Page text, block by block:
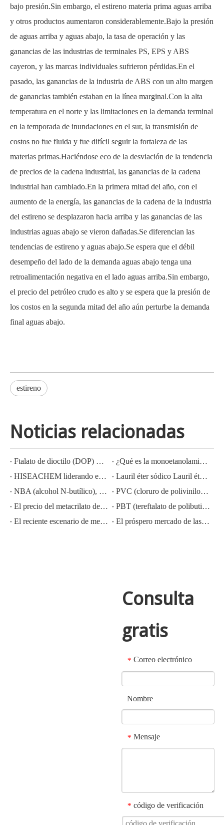
bajo presión.Sin embargo, el estireno materia prima aguas arriba
y otros productos aumentaron considerablemente.Bajo la presión
de aguas arriba y aguas abajo, la tasa de operación y las
ganancias de las industrias de terminales PS, EPS y ABS
cayeron, y las marcas individuales sufrieron pérdidas.En el
pasado, las ganancias de la industria de ABS con un alto margen
de ganancias también estaban en la línea marginal.Con la alta
temperatura en el norte y las limitaciones en la demanda terminal
en la temporada de inundaciones en el sur, la transmisión de
costos no fue fluida y fue difícil seguir la fortaleza de las
materias primas.Haciéndose eco de la desviación de la tendencia
de precios de la cadena industrial, las ganancias de la cadena
industrial han cambiado.En la primera mitad del año, con el
aumento de la energía, las ganancias de la cadena de la industria
del estireno se desplazaron hacia arriba y las ganancias de las
industrias aguas abajo se vieron dañadas.Se diferencian las
tendencias de estireno y aguas abajo.Se espera que el débil
desempeño del lado de la demanda aguas abajo tenga una
retroalimentación negativa en el lado aguas arriba.Sin embargo,
el precio del petróleo crudo es alto y se espera que la presión de
los costos en la segunda mitad del año aún perturbe la demanda
final aguas abajo.
estireno
Noticias relacionadas
Ftalato de dioctilo (DOP) CAS NO.:117-81-7
¿Qué es la monoetanolamina (MEA)?
HISEACHEM liderando el camino: Éxito reciente en la exportación de ácido acético, ácido oxálico, ácido sulfúrico, ácido nítrico, soda cáustica, álcali líquido y metabisulfito de sodio de China
Lauril éter sódico Lauril éter sulfato sódico (sles70%/aes 70%) Nº CAS: 68585-34-2sles70%/aes 70%) Nº CAS: 68585-34-2
NBA (alcohol N-butílico), CAS NO.:71-36-3, conocimiento de la industria
PVC (cloruro de polivinilo) CAS NO.:9002-86-2
El precio del metacrilato de metilo MMA CAS 80-62-6 disminuye considerablemente
PBT (tereftalato de polibutileno) CAS NO.26062-94-2
El reciente escenario de mercado del ácido sulfúrico en China: un año en revisión
El próspero mercado de las exportaciones de hidróxido de potasio, hidróxido de sodio y peróxido de hidrógeno de China: una revisión del año pasado
Consulta
gratis
* Correo electrónico
Nombre
* Mensaje
* código de verificación